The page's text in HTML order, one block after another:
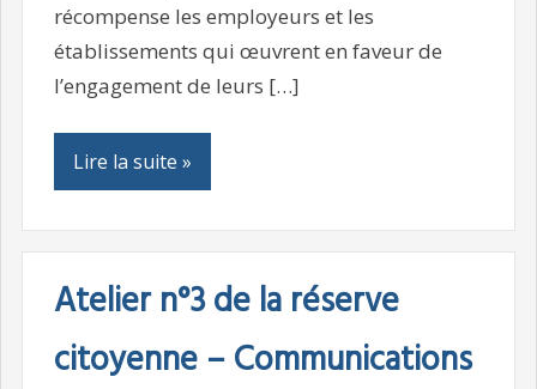
récompense les employeurs et les
établissements qui œuvrent en faveur de
l’engagement de leurs […]
Lire la suite »
Atelier n°3 de la réserve
citoyenne – Communications